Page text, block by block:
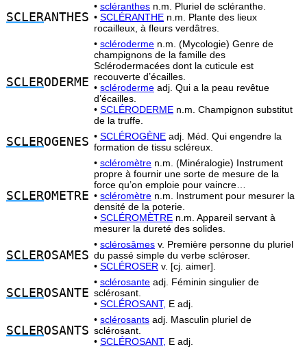
SCLERANTHES
• scléranthes n.m. Pluriel de scléranthe.
• SCLÉRANTHE n.m. Plante des lieux
rocailleux, à fleurs verdâtres.
SCLERODERME
• scléroderme n.m. (Mycologie) Genre de
champignons de la famille des
Sclérodermacées dont la cuticule est
recouverte d’écailles.
• scléroderme adj. Qui a la peau revêtue
d’écailles.
• SCLÉRODERME n.m. Champignon substitut
de la truffe.
SCLEROGENES • SCLÉROGÈNE adj. Méd. Qui engendre la
formation de tissu scléreux.
SCLEROMETRE
• scléromètre n.m. (Minéralogie) Instrument
propre à fournir une sorte de mesure de la
force qu’on emploie pour vaincre…
• scléromètre n.m. Instrument pour mesurer la
densité de la poterie.
• SCLÉROMÈTRE n.m. Appareil servant à
mesurer la dureté des solides.
SCLEROSAMES
• sclérosâmes v. Première personne du pluriel
du passé simple du verbe scléroser.
• SCLÉROSER v. [cj. aimer].
SCLEROSANTE
• sclérosante adj. Féminin singulier de
sclérosant.
• SCLÉROSANT, E adj.
SCLEROSANTS
• sclérosants adj. Masculin pluriel de
sclérosant.
• SCLÉROSANT, E adj.